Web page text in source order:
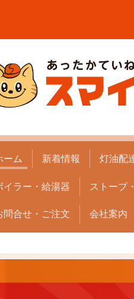
ーム 新着情報 灯油配
イラー・給湯器 ストーブ
問合せ・ご注文 会社案内